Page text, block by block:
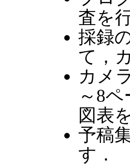
査を
採録
て，
カメ
～8
図表
予稿
す．